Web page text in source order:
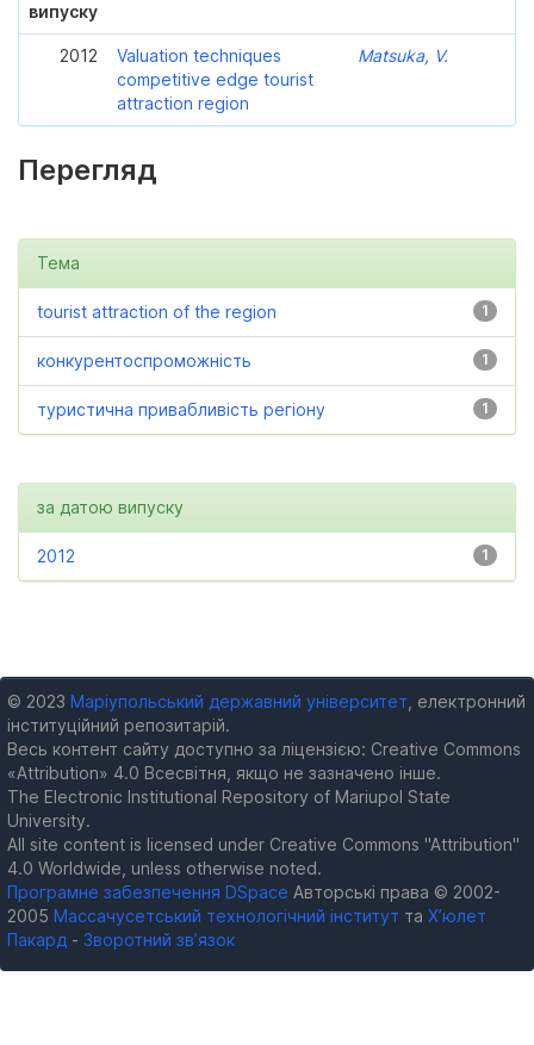
випуску
2012
Valuation techniques
competitive edge tourist
attraction region
Matsuka, V.
Перегляд
Тема
1
tourist attraction of the region
1
конкурентоспроможність
1
туристична привабливість регіону
за датою випуску
1
2012
© 2023 Маріупольський державний університет , електронний
інституційний репозитарій.
Весь контент сайту доступно за ліцензією: Creative Commons
«Attribution» 4.0 Всесвітня, якщо не зазначено інше.
The Electronic Institutional Repository of Mariupol State
University.
All site content is licensed under Creative Commons "Attribution"
4.0 Worldwide, unless otherwise noted.
Програмне забезпечення DSpace Авторські права © 2002-
2005 Массачусетський технологічний інститут та Х’юлет
Пакард - Зворотний зв’язок